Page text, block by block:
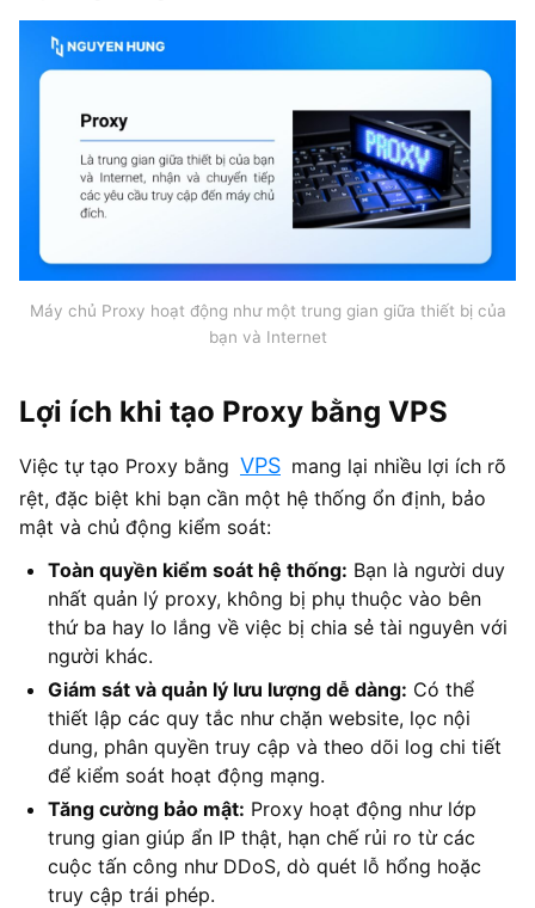
Máy chủ Proxy hoạt động như một trung gian giữa thiết bị của
bạn và Internet
Lợi ích khi tạo Proxy bằng VPS
Việc tự tạo Proxy bằng VPS mang lại nhiều lợi ích rõ
rệt, đặc biệt khi bạn cần một hệ thống ổn định, bảo
mật và chủ động kiểm soát:
Toàn quyền kiểm soát hệ thống: Bạn là người duy
nhất quản lý proxy, không bị phụ thuộc vào bên
thứ ba hay lo lắng về việc bị chia sẻ tài nguyên với
người khác.
Giám sát và quản lý lưu lượng dễ dàng: Có thể
thiết lập các quy tắc như chặn website, lọc nội
dung, phân quyền truy cập và theo dõi log chi tiết
để kiểm soát hoạt động mạng.
Tăng cường bảo mật: Proxy hoạt động như lớp
trung gian giúp ẩn IP thật, hạn chế rủi ro từ các
cuộc tấn công như DDoS, dò quét lỗ hổng hoặc
truy cập trái phép.